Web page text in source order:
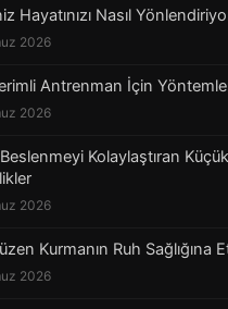
Hayatınızı Nasıl
2026
Antrenman İçin
2026
Beslenmeyi Kolaylaştıran Küçük
2026
Kurmanın Ruh Sağlığına
2026